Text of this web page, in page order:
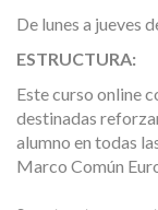
De lunes a jueves
ESTRUCTURA:
Este curso online
destinadas
alumno en todas
Marco Común